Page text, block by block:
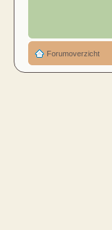
Forumoverzicht